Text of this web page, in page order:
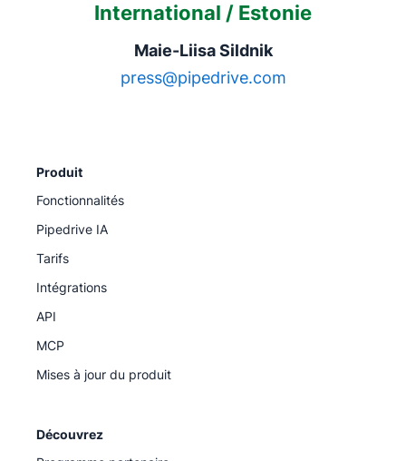
International / Estonie
Maie-Liisa Sildnik
press@pipedrive.com
Produit
Fonctionnalités
Pipedrive IA
Tarifs
Intégrations
API
MCP
Mises à jour du produit
Découvrez